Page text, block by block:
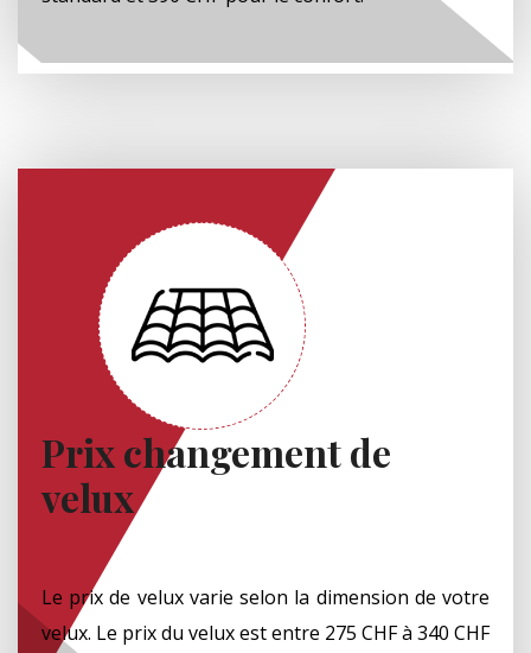
Prix changement de
velux
Le prix de velux varie selon la dimension de votre
velux. Le prix du velux est entre 275 CHF à 340 CHF